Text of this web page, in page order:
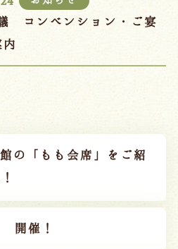
コンベンション・ご宴
館の「もも会席」をご紹
開催！
ンを選ぶ
から選ぶ
よくあるご質問
ャンセル